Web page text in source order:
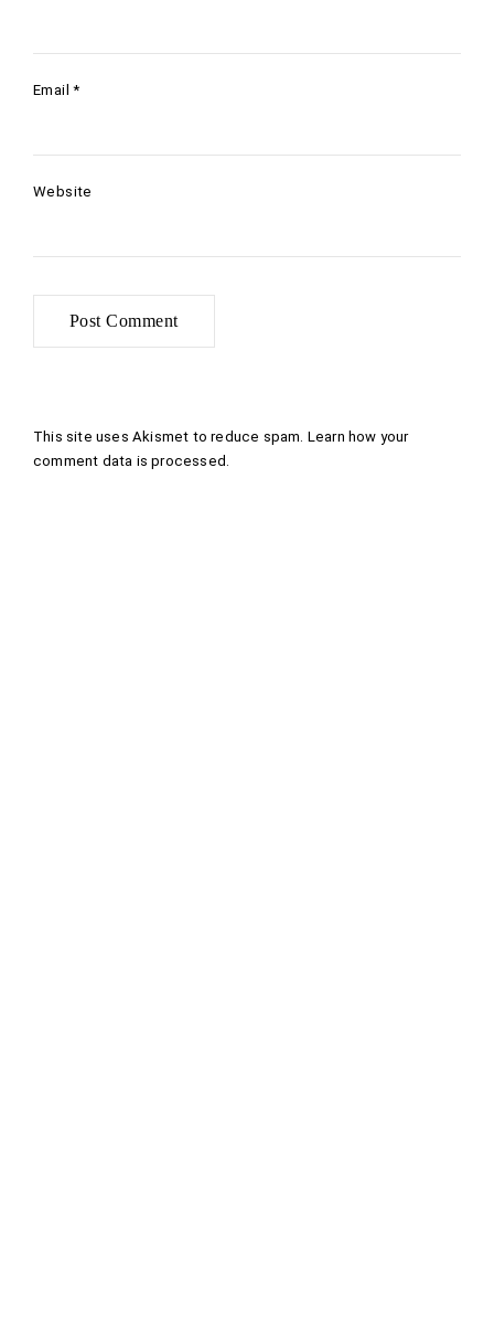
Email*
Website
This site uses Akismet to reduce spam. Learn how your
comment data is processed .